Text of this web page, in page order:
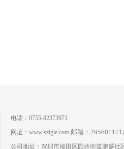
电话：0755-82373971
网址：www.szigie.com 邮箱：
公司地址：深圳市福田区园岭街道鹏盛社